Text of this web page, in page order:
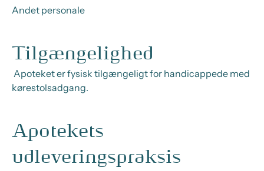
Andet personale
Tilgængelighed
Apoteket er fysisk tilgængeligt for handicappede med
kørestolsadgang.
Apotekets
udleveringspraksis